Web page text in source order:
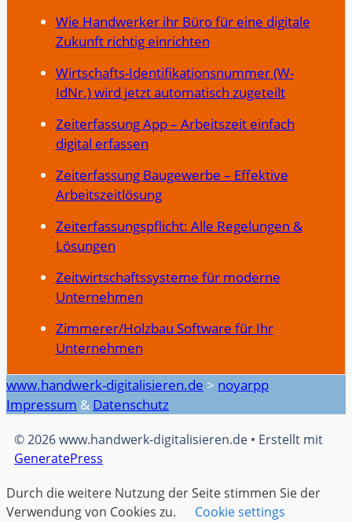
Wie Handwerker ihr Büro für eine digitale
Zukunft richtig einrichten
Wirtschafts-Identifikationsnummer (W-
IdNr.) wird jetzt automatisch zugeteilt
Zeiterfassung App – Arbeitszeit einfach
digital erfassen
Zeiterfassung Baugewerbe – Effektive
Arbeitszeitlösung
Zeiterfassungspflicht: Alle Regelungen &
Lösungen
Zeitwirtschaftssysteme für moderne
Unternehmen
Zimmerer/Holzbau Software für Ihr
Unternehmen
www.handwerk-digitalisieren.de > noyarpp
Impressum & Datenschutz
© 2026 www.handwerk-digitalisieren.de • Erstellt mit
GeneratePress
Durch die weitere Nutzung der Seite stimmen Sie der
Verwendung von Cookies zu.
Cookie settings